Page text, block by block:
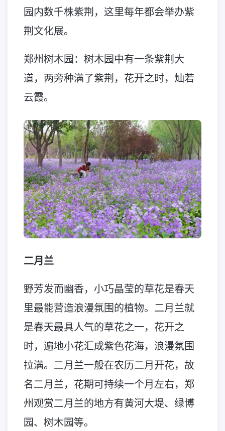
园内数千株紫荆，这里每年都会举办紫
荆文化展。
郑州树木园：树木园中有一条紫荆大
道，两旁种满了紫荆，花开之时，灿若
云霞。
二月兰
野芳发而幽香，小巧晶莹的草花是春天
里最能营造浪漫氛围的植物。二月兰就
是春天最具人气的草花之一，花开之
时，遍地小花汇成紫色花海，浪漫氛围
拉满。二月兰一般在农历二月开花，故
名二月兰，花期可持续一个月左右，郑
州观赏二月兰的地方有黄河大堤、绿博
园、树木园等。